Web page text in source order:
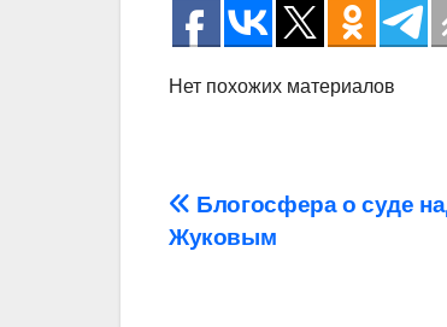
Нет похожих материалов
Навигация
по
Блогосфера о суде
Жуковым